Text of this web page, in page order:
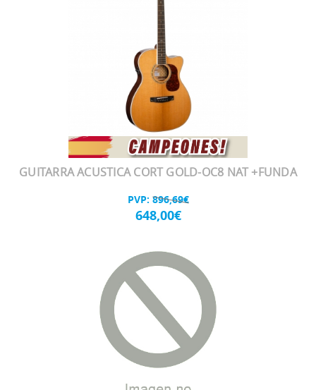
GUITARRA ACUSTICA CORT GOLD-OC8 NAT +FUNDA
PVP: 896,69€
648,00€